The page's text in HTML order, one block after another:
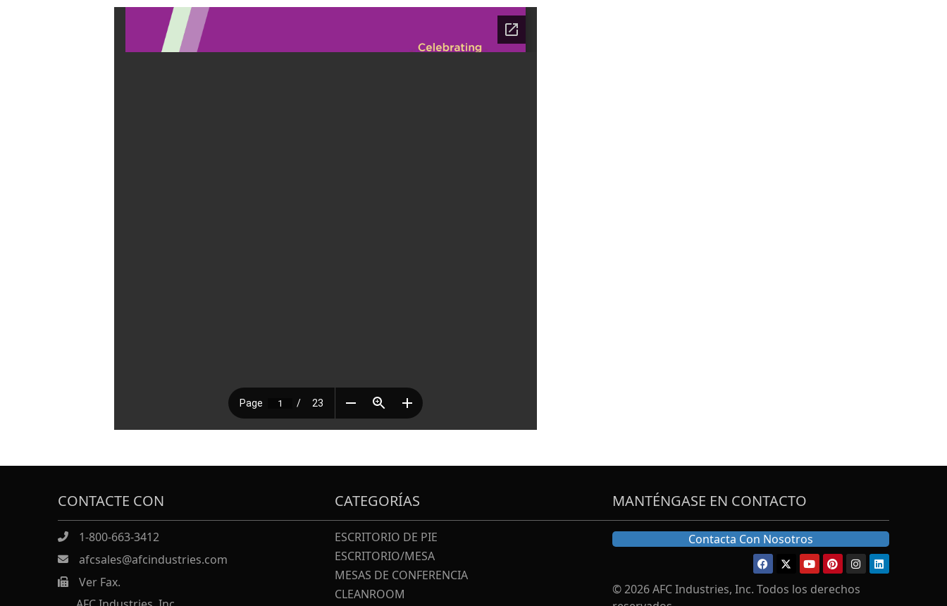
CONTACTE CON
1-800-663-3412
afcsales@afcindustries.com
https://afcindustries.com/contact/#:~:text=Fax
Ver Fax.
CATEGORÍAS
ESCRITORIO DE PIE
ESCRITORIO/MESA
MESAS DE CONFERENCIA
CLEANROOM
MANTÉNGASE EN CONTACTO
Contacta Con Nosotros
© 2026 AFC Industries, Inc. Todos los derechos